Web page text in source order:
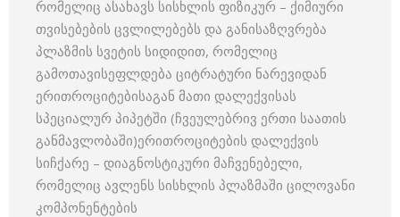
რომელიც ასახავს სისხლის ფიზიკურ – ქიმიური
თვისებების ცვლილებებს და განისაზღვრება
პლაზმის სვეტის სიდიდით, რომელიც
გამოთავისეფლდება ციტრატური ნარევიდან
ერითროციტებისაგან მათი დალექვისას
სპეციალურ პიპეტში (ჩვეულებრივ ერთი საათის
განმავლობაში)ერითროციტების დალექვის
სიჩქარე – დიაგნოსტიკური მაჩვენებელი,
რომელიც ავლენს სისხლის პლაზმაში ცილოვანი
კომპონენტების